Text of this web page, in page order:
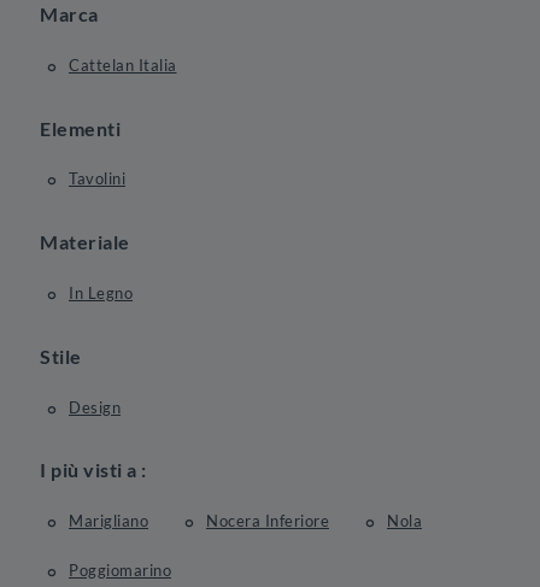
Marca
Cattelan Italia
Elementi
Tavolini
Materiale
In Legno
Stile
Design
I più visti a :
Marigliano Nocera Inferiore Nola
Poggiomarino